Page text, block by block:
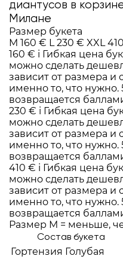
диантусов в
Милане
Размер букета
M 160 € L 230 € XXL
160 € i Гибкая цена
можно сделать
зависит от размера и
именно то, что нужно.
возвращается
230 € i Гибкая цена
можно сделать
зависит от размера и
именно то, что нужно.
возвращается
410 € i Гибкая цена
можно сделать
зависит от размера и
именно то, что нужно.
возвращается
Размер M = меньше,
Состав букета
Гортензия Голубая